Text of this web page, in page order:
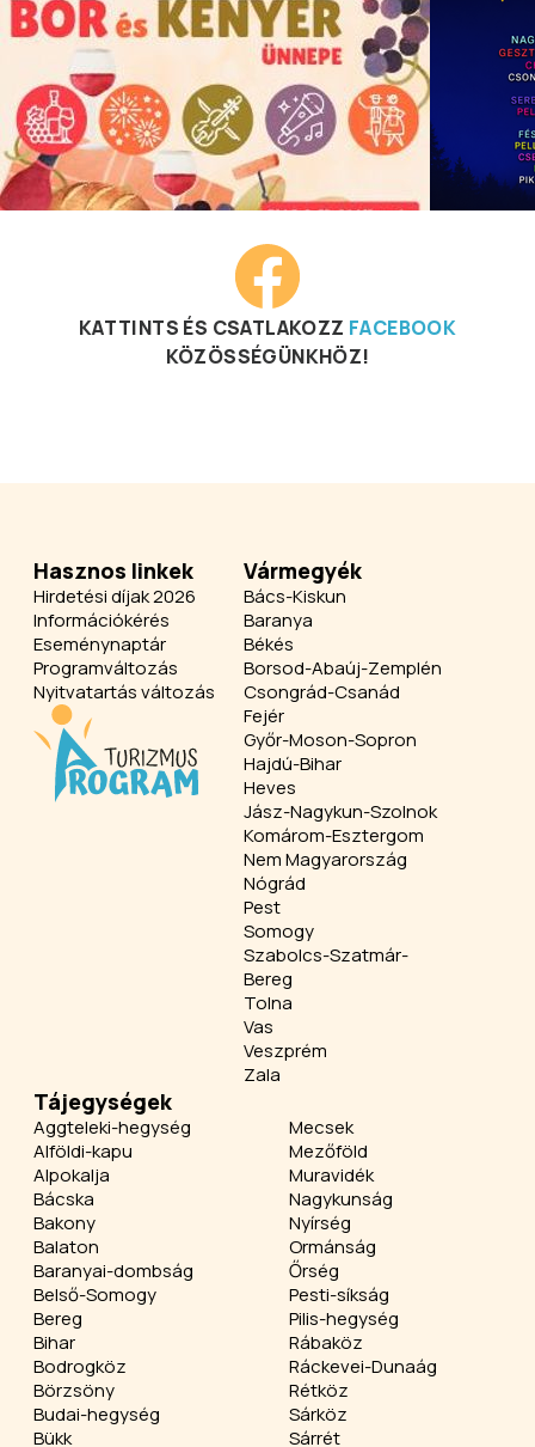
KATTINTS ÉS CSATLAKOZZ FACEBOOK
KÖZÖSSÉGÜNKHÖZ!
Hasznos linkek
Hirdetési díjak 2026
Információkérés
Eseménynaptár
Programváltozás
Nyitvatartás változás
Vármegyék
Bács-Kiskun
Baranya
Békés
Borsod-Abaúj-Zemplén
Csongrád-Csanád
Fejér
Győr-Moson-Sopron
Hajdú-Bihar
Heves
Jász-Nagykun-Szolnok
Komárom-Esztergom
Nem Magyarország
Nógrád
Pest
Somogy
Szabolcs-Szatmár-
Bereg
Tolna
Vas
Veszprém
Zala
Tájegységek
Aggteleki-hegység
Alföldi-kapu
Alpokalja
Bácska
Bakony
Balaton
Baranyai-dombság
Belső-Somogy
Bereg
Bihar
Bodrogköz
Börzsöny
Budai-hegység
Bükk
Mecsek
Mezőföld
Muravidék
Nagykunság
Nyírség
Ormánság
Őrség
Pesti-síkság
Pilis-hegység
Rábaköz
Ráckevei-Dunaág
Rétköz
Sárköz
Sárrét